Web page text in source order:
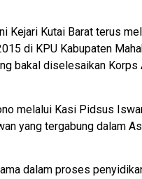
Kejari Kutai Barat terus
di KPU Kabupaten
bakal diselesaikan
melalui Kasi Pidsus
yang tergabung dalam
dalam proses